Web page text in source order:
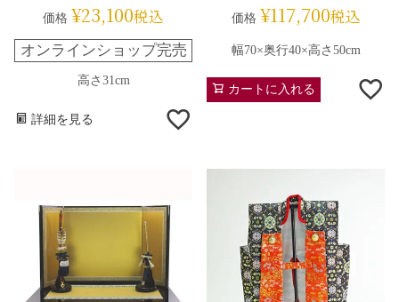
価格 ¥23,100税込
オンラインショップ完売
高さ31cm
詳細を見る
価格 ¥117,700税込
幅70×奥行40×高さ50cm
カートに入れる